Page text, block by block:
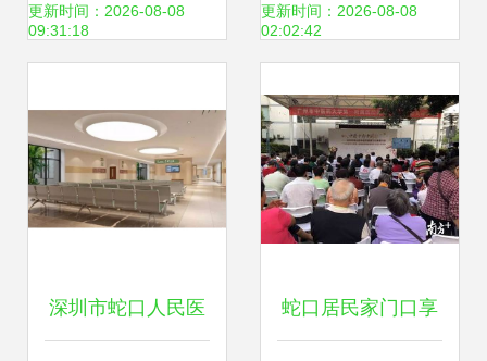
体搬迁至蛇口人民
更新时间：2026-08-08
09:31:18
杏医生预约挂号指
更新时间：2026-08-08
02:02:42
深圳市蛇口人民医 蛇口居民家门口享